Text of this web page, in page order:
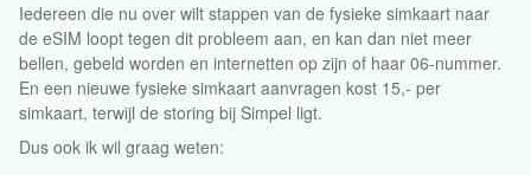
Iedereen die nu over wilt stappen van de fysieke simkaart naar
de eSIM loopt tegen dit probleem aan, en kan dan niet meer
bellen, gebeld worden en internetten op zijn of haar 06-nummer.
En een nieuwe fysieke simkaart aanvragen kost 15,- per
simkaart, terwijl de storing bij Simpel ligt.
Dus ook ik wil graag weten: